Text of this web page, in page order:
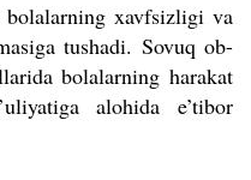
bolalarning xavfsizligi va
tushadi. Sovuq ob-
bolalarning harakat
alohida e’tibor